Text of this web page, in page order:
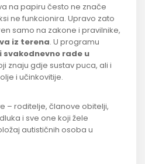
na papiru često ne znače
ne funkcionira. Upravo zato
samo na zakone i pravilnike,
iz terena. U programu
rade u
znaju gdje sustav puca, ali i
i učinkovitije.
– roditelje, članove obitelji,
i sve one koji žele
autističnih osoba u